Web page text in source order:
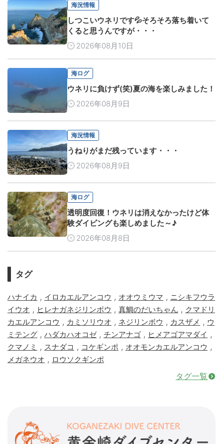
海況情報
しつこいウネリです💦そろそろ落ち着いて
くると思うんですが・・・
2026年08月10日
海ログ
ウネリに負けず(笑)夏の海を楽しみました！
2026年08月9日
海況情報
うねりがまだ残っています・・・
2026年08月9日
海ログ
透明度回復！ウネリは消えなかったけど体
験ダイビングも楽しめました～♪
2026年08月8日
タグ
ハナイカ , イロカエルアンコウ , オオウミウマ , ニシキフウラ
イウオ , ヒレナガネジリンボウ , 真鯛のだいちゃん , クマドリ
カエルアンコウ , カミソリウオ , ネジリンボウ , カスザメ , ウ
ミテング , ハダカハオコゼ, チンアナゴ , ヒメアゴアマダイ ,
クマノミ , スナダコ , コケギンポ , オオモンカエルアンコウ ,
メガネウオ , ロウソクギンポ
タグ一覧